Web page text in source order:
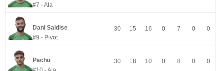
#7 - Ala
Dani Saldise
#9 - Pivot
30 15 16 0 7 0 0
Pachu
30 18 10 0 8 0 0